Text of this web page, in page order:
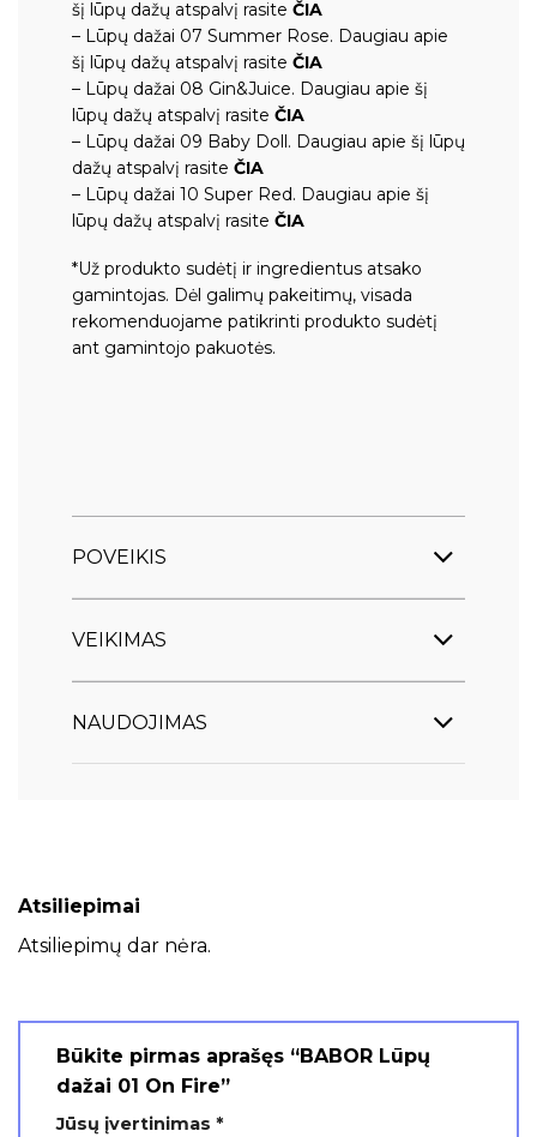
šį lūpų dažų atspalvį rasite ČIA
– Lūpų dažai 07 Summer Rose. Daugiau apie
šį lūpų dažų atspalvį rasite ČIA
– Lūpų dažai 08 Gin&Juice. Daugiau apie šį
lūpų dažų atspalvį rasite ČIA
– Lūpų dažai 09 Baby Doll. Daugiau apie šį lūpų
dažų atspalvį rasite ČIA
– Lūpų dažai 10 Super Red. Daugiau apie šį
lūpų dažų atspalvį rasite ČIA
*Už produkto sudėtį ir ingredientus atsako
gamintojas. Dėl galimų pakeitimų, visada
rekomenduojame patikrinti produkto sudėtį
ant gamintojo pakuotės.
POVEIKIS
VEIKIMAS
NAUDOJIMAS
Atsiliepimai
Atsiliepimų dar nėra.
Būkite pirmas aprašęs “BABOR Lūpų
dažai 01 On Fire”
Jūsų įvertinimas *